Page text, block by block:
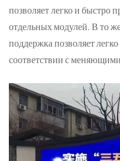
позволяет легко и быстро
отдельных модулей. В то
поддержка позволяет
соответствии с